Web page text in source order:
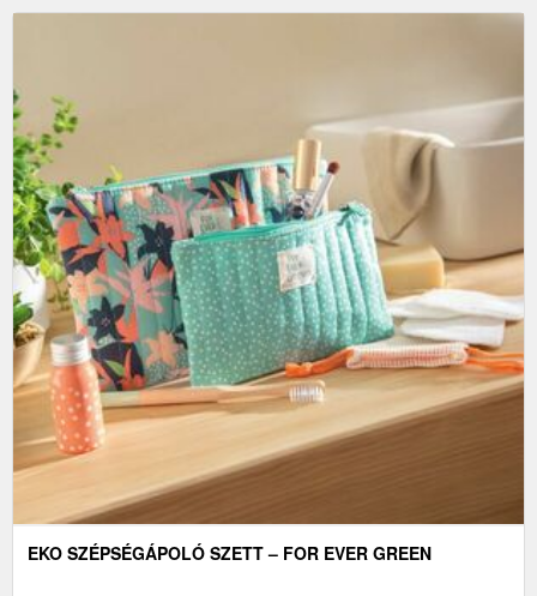
EKO SZÉPSÉGÁPOLÓ SZETT – FOR EVER GREEN